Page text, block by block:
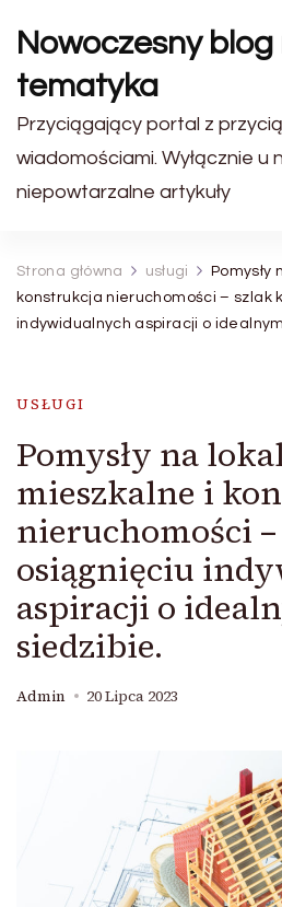
Nowoczesny
tematyka
Przyciągający portal z
wiadomościami. Wyłącznie u
niepowtarzalne artykuły
Strona główna usługi
konstrukcja nieruchomości – szlak
indywidualnych aspiracji o
USŁUGI
Pomysły na
mieszkalne i
nieruchomości
osiągnięciu
aspiracji o
siedzibie.
Admin 20 Lipca 2023